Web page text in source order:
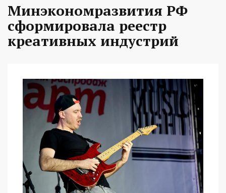
Минэкономразвития РФ
сформировала реестр
креативных индустрий